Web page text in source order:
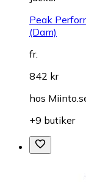
Peak
(Dam)
fr.
842 kr
hos
+9 butiker